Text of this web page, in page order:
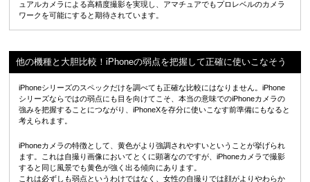
ュアルカメラによる高精度撮影を実現し、アマチュアでもプロレベルのカメラ
ワークを可能にすると期待されています。
他の機種と大胆比較！iPhoneの弱点を把握して正確に使いこなそう
iPhoneシリーズのスペックだけを調べても正確な比較にはなりません。iPhone
シリーズならではの弱点にも目を向けてこそ、本当の意味でのiPhoneカメラの
強みを把握することにつながり、iPhoneXを存分に使いこなす前準備にもなると
考えられます。
iPhoneカメラの特徴として、黄色がより強調されやすいということが挙げられ
ます。これは自撮り画像においてとくに顕著なのですが、iPhoneカメラで撮影
すると同じ風景でも黄色が強く出る傾向にあります。
これは必ずしも弱点というわけではなく、女性の自撮りでは顔がよりやわらか